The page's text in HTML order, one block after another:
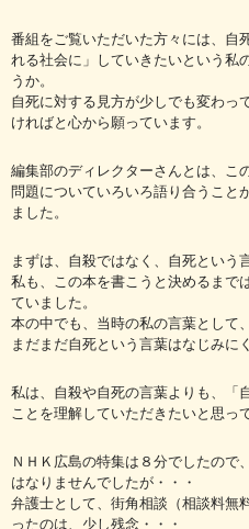
番組をご覧いただいた方々には、自
れる社会に」していきたいという私
うか。
自死に対する見方が少しでも変わっ
ければと心から願っています。
編集部のディレクターさんとは、こ
問題についていろいろ語り合うこと
ました。
まずは、自殺ではなく、自死という
私も、この本を書こうと決めるまで
ていました。
本の中でも、当時の私の言葉として
まだまだ自死という言葉はなじみに
私は、自殺や自死の言葉よりも、「
ことを理解していただきたいと思っ
ＮＨＫ広島の特集は８分でしたので
はなりませんでしたが・・・
弁護士として、街角相談（相談料無
ったのは、少し残念・・・